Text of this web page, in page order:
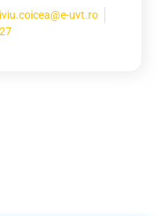
liviu.coicea@e-uvt.ro